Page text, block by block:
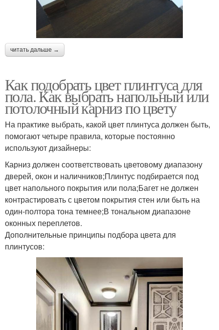
читать дальше →
Как подобрать цвет плинтуса для
пола. Как выбрать напольный или
потолочный карниз по цвету
На практике выбрать, какой цвет плинтуса должен быть,
помогают четыре правила, которые постоянно
используют дизайнеры:
Карниз должен соответствовать цветовому диапазону
дверей, окон и наличников;Плинтус подбирается под
цвет напольного покрытия или пола;Багет не должен
контрастировать с цветом покрытия стен или быть на
один-полтора тона темнее;В тональном диапазоне
оконных переплетов.
Дополнительные принципы подбора цвета для
плинтусов: